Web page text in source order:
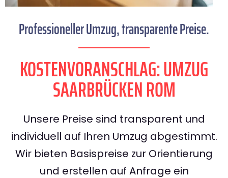
Professioneller Umzug, transparente Preise.
KOSTENVORANSCHLAG: UMZUG
SAARBRÜCKEN ROM
Unsere Preise sind transparent und
individuell auf Ihren Umzug abgestimmt.
Wir bieten Basispreise zur Orientierung
und erstellen auf Anfrage ein